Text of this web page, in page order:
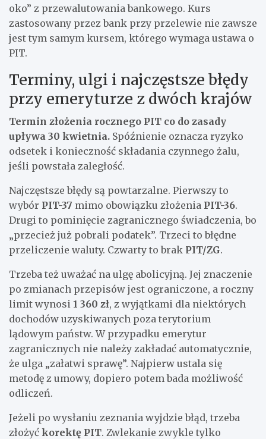
oko” z przewalutowania bankowego. Kurs
zastosowany przez bank przy przelewie nie zawsze
jest tym samym kursem, którego wymaga ustawa o
PIT.
Terminy, ulgi i najczęstsze błędy
przy emeryturze z dwóch krajów
Termin złożenia rocznego PIT co do zasady
upływa 30 kwietnia. Spóźnienie oznacza ryzyko
odsetek i konieczność składania czynnego żalu,
jeśli powstała zaległość.
Najczęstsze błędy są powtarzalne. Pierwszy to
wybór PIT-37 mimo obowiązku złożenia PIT-36.
Drugi to pominięcie zagranicznego świadczenia, bo
„przecież już pobrali podatek”. Trzeci to błędne
przeliczenie waluty. Czwarty to brak PIT/ZG.
Trzeba też uważać na ulgę abolicyjną. Jej znaczenie
po zmianach przepisów jest ograniczone, a roczny
limit wynosi 1 360 zł, z wyjątkami dla niektórych
dochodów uzyskiwanych poza terytorium
lądowym państw. W przypadku emerytur
zagranicznych nie należy zakładać automatycznie,
że ulga „załatwi sprawę”. Najpierw ustala się
metodę z umowy, dopiero potem bada możliwość
odliczeń.
Jeżeli po wysłaniu zeznania wyjdzie błąd, trzeba
złożyć korektę PIT. Zwlekanie zwykle tylko